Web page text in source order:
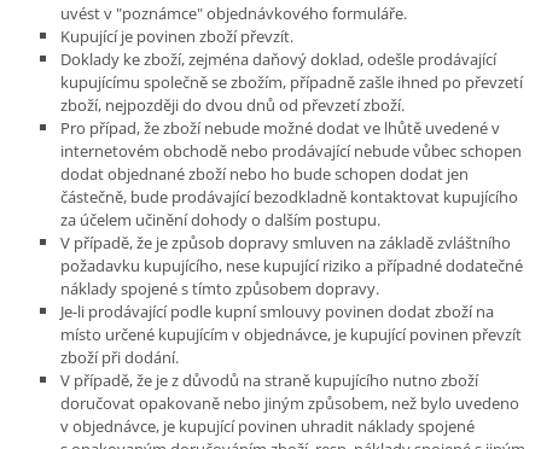
uvést v "poznámce" objednávkového formuláře.
Kupující je povinen zboží převzít.
Doklady ke zboží, zejména daňový doklad, odešle prodávající
kupujícímu společně se zbožím, případně zašle ihned po převzetí
zboží, nejpozději do dvou dnů od převzetí zboží.
Pro případ, že zboží nebude možné dodat ve lhůtě uvedené v
internetovém obchodě nebo prodávající nebude vůbec schopen
dodat objednané zboží nebo ho bude schopen dodat jen
částečně, bude prodávající bezodkladně kontaktovat kupujícího
za účelem učinění dohody o dalším postupu.
V případě, že je způsob dopravy smluven na základě zvláštního
požadavku kupujícího, nese kupující riziko a případné dodatečné
náklady spojené s tímto způsobem dopravy.
Je-li prodávající podle kupní smlouvy povinen dodat zboží na
místo určené kupujícím v objednávce, je kupující povinen převzít
zboží při dodání.
V případě, že je z důvodů na straně kupujícího nutno zboží
doručovat opakovaně nebo jiným způsobem, než bylo uvedeno
v objednávce, je kupující povinen uhradit náklady spojené